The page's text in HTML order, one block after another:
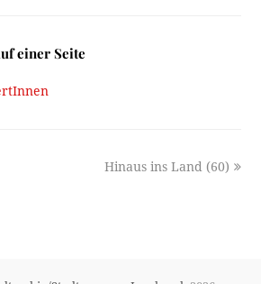
einer Seite
next
Hinaus ins Land (60)